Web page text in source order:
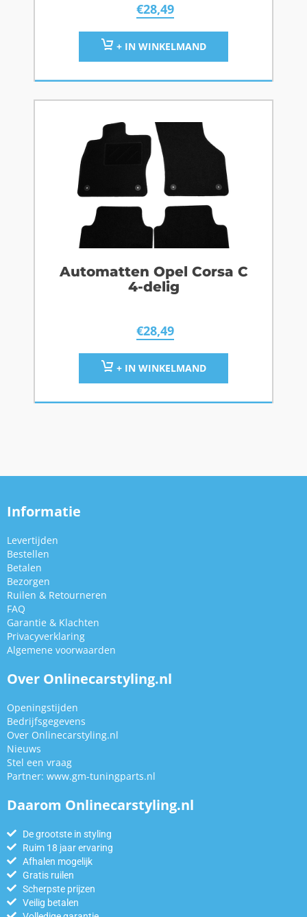
€28,49
+ IN WINKELMAND
Automatten Opel Corsa C
4-delig
€28,49
+ IN WINKELMAND
Informatie
Levertijden
Bestellen
Betalen
Bezorgen
Ruilen & Retourneren
FAQ
Garantie & Klachten
Privacyverklaring
Algemene voorwaarden
Over Onlinecarstyling.nl
Openingstijden
Bedrijfsgegevens
Over Onlinecarstyling.nl
Nieuws
Stel een vraag
Partner: www.gm-tuningparts.nl
Daarom Onlinecarstyling.nl
De grootste in styling
Ruim 18 jaar ervaring
Afhalen mogelijk
Gratis ruilen
Scherpste prijzen
Veilig betalen